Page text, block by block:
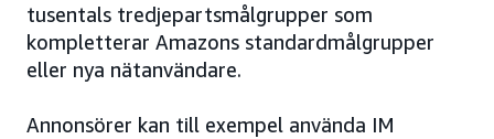
tusentals tredjepartsmålgrupper som
kompletterar Amazons standardmålgrupper
eller nya nätanvändare.
Annonsörer kan till exempel använda IM